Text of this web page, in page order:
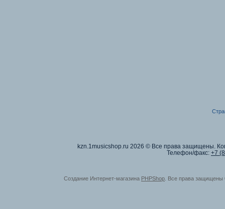
kzn.1musicshop.ru 2026 © Все права защищены.
Телефон/факс: +7
Создание Интернет-магазина PHPShop . Все права защищены